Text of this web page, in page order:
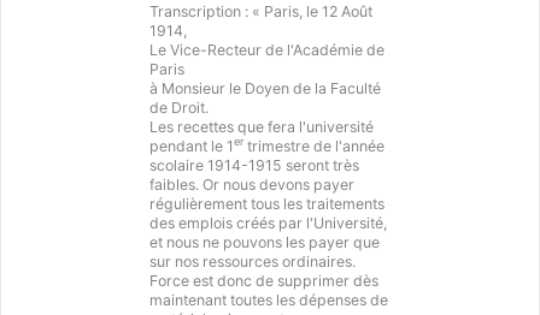
Transcription : « Paris, le 12 Août
1914,
Le Vice-Recteur de l'Académie de
Paris
à Monsieur le Doyen de la Faculté
de Droit.
Les recettes que fera l'université
pendant le 1er trimestre de l'année
scolaire 1914-1915 seront très
faibles. Or nous devons payer
régulièrement tous les traitements
des emplois créés par l'Université,
et nous ne pouvons les payer que
sur nos ressources ordinaires.
Force est donc de supprimer dès
maintenant toutes les dépenses de